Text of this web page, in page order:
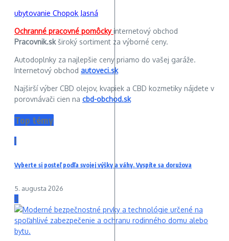
ubytovanie Chopok Jasná
Ochranné pracovné pomôckyinternetový obchod
Pracovnik.skširoký sortiment za výborné ceny.
Autodoplnky za najlepšie ceny priamo do vašej garáže.
Internetový obchod autoveci.sk
Najširší výber CBD olejov, kvapiek a CBD kozmetiky nájdete v
porovnávači cien na cbd-obchod.sk
Top témy
1
Vyberte si posteľ podľa svojej výšky a váhy. Vyspíte sa doružova
5. augusta 2026
2